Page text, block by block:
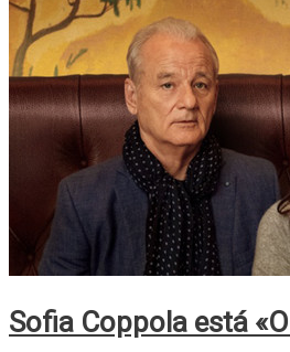
Niño
De
Elche
&
La
Dejaste
De
Querer»
Sofia Coppola está